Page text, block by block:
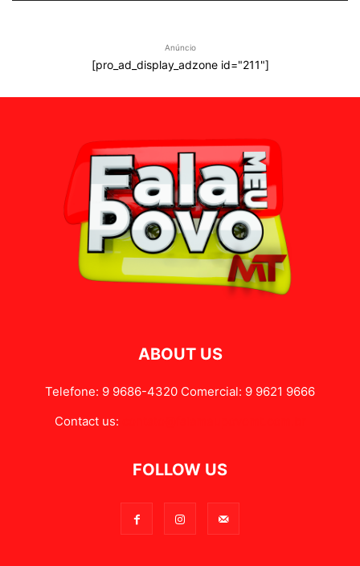
Anúncio
[pro_ad_display_adzone id="211"]
ABOUT US
Telefone: 9 9686-4320 Comercial: 9 9621 9666
Contact us:
FOLLOW US